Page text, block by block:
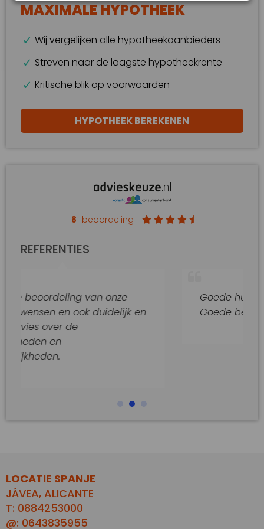
MAXIMALE HYPOTHEEK
Wij vergelijken alle hypotheekaanbieders
Streven naar de laagste hypotheekrente
Kritische blik op voorwaarden
HYPOTHEEK BEREKENEN
8 beoordeling
REFERENTIES
van onze
ook duidelijk en
Goede hulp en adviezen.
Goede begeleiding van
LOCATIE SPANJE
JÁVEA, ALICANTE
T: 0884253000
@: 0643835955